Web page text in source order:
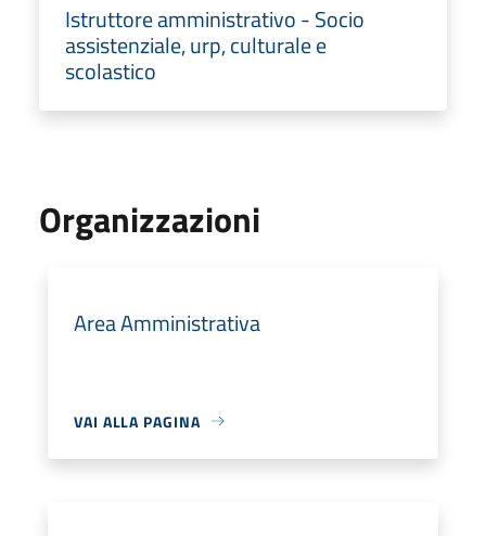
Istruttore amministrativo - Socio
assistenziale, urp, culturale e
scolastico
Organizzazioni
Area Amministrativa
VAI ALLA PAGINA